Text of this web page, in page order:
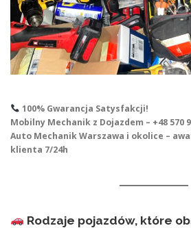
100% Gwarancja Satysfakcji!
Mobilny Mechanik z Dojazdem – +48 570
Auto Mechanik Warszawa i okolice –
klienta 7/24h
Rodzaje pojazdów, które